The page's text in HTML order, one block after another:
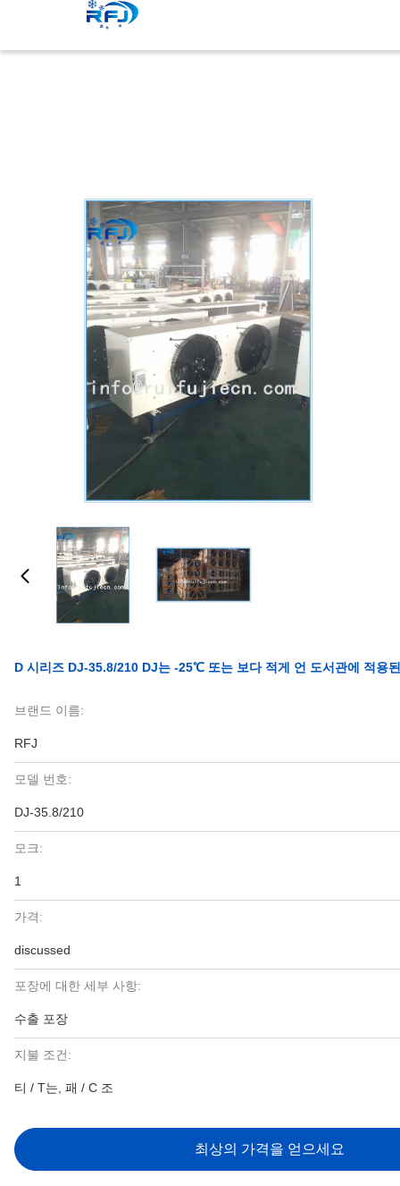
D 시리즈 DJ-35.8/210 DJ는 -25℃ 또는 보다 적게 언 도서관에 적용
브랜드 이름:
RFJ
모델 번호:
DJ-35.8/210
모크:
1
가격:
discussed
포장에 대한 세부 사항:
수출 포장
지불 조건:
티 / T는, 패 / C 조
최상의 가격을 얻으세요